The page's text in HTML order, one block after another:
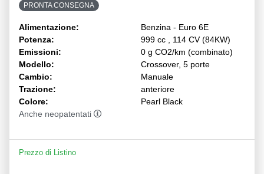
PRONTA CONSEGNA
Alimentazione:
Benzina - Euro 6E
Potenza:
999 cc , 114 CV (84KW)
Emissioni:
0 g CO2/km (combinato)
Modello:
Crossover, 5 porte
Cambio:
Manuale
Trazione:
anteriore
Colore:
Pearl Black
Anche neopatentati
Prezzo di Listino